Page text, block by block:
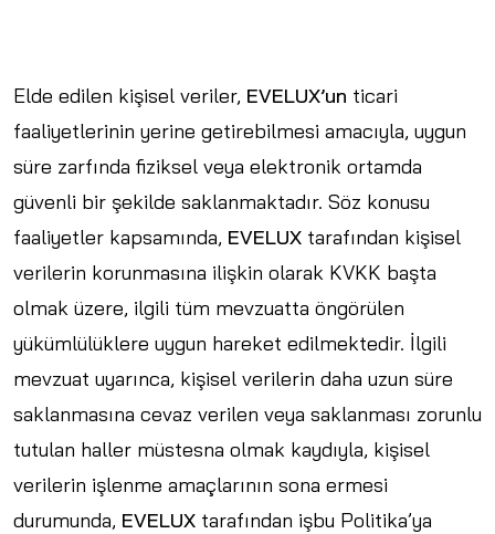
Elde edilen kişisel veriler, EVELUX’un ticari
faaliyetlerinin yerine getirebilmesi amacıyla, uygun
süre zarfında fiziksel veya elektronik ortamda
güvenli bir şekilde saklanmaktadır. Söz konusu
faaliyetler kapsamında, EVELUX tarafından kişisel
verilerin korunmasına ilişkin olarak KVKK başta
olmak üzere, ilgili tüm mevzuatta öngörülen
yükümlülüklere uygun hareket edilmektedir. İlgili
mevzuat uyarınca, kişisel verilerin daha uzun süre
saklanmasına cevaz verilen veya saklanması zorunlu
tutulan haller müstesna olmak kaydıyla, kişisel
verilerin işlenme amaçlarının sona ermesi
durumunda, EVELUX tarafından işbu Politika’ya